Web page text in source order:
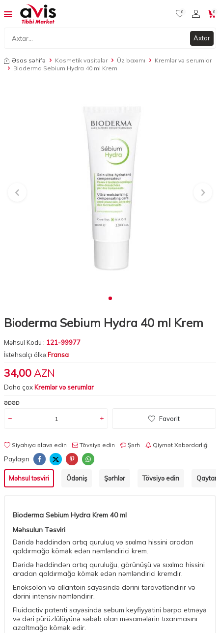
Axtar
0 0
Əsas səhifə Kosmetik vasitələr Üz baxımı
Kremlər və serumlar
Bioderma Sebium Hydra 40 ml Krem
Bioderma Sebium Hydra 40 ml Krem
Məhsul Kodu : 121-99977
İstehsalçı ölkə:Fransa
34,00 AZN
Daha çox Kremlər və serumlar
ƏDƏD
Favorit
Siyahıya əlavə edin Tövsiyə edin Şərh Qiymət Xəbərdarlığı
Paylaşın
Məhsul təsviri Ödəniş Şərhlər Tövsiyə edin
Bioderma Sebium Hydra Krem 40 ml
Məhsulun Təsviri
Dəridə həddindən artıq quruluq və sıxılma hissini aradan
qaldırmağa kömək edən nəmləndirici krem.
Dəridə həddindən artıq quruluğu, görünüşü və sıxılma hissini
aradan qaldırmağa kömək edən nəmləndirici kremdir.
Enoksolon və allantoin sayəsində dərini təravətləndirir və
dərini intensiv nəmləndirir.
Fluidactiv patenti sayəsində sebum keyfiyyətini bərpa etməyə
və dəri pürüzlülüyünə səbəb olan məsamələrin tıxanmasını
azaltmağa kömək edir.